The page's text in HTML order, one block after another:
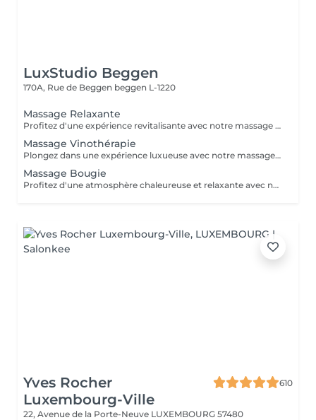
LuxStudio Beggen
170A, Rue de Beggen beggen L-1220
Massage Relaxante
Profitez d'une expérience revitalisante avec notre massage relaxant de 40, 60 ou 90 minutes. Nos esthéticiennes utiliseront des techniques douces pour soulager les tensions musculaires, procurant une sensation de tranquillité. Le temps de préparation et d'installation de la cliente est inclus dans la période choisie, garantissant que chaque minute soit consacrée à votre bien-être. Profitez de ce moment pour rajeunir corps et esprit.
Massage Vinothérapie
Plongez dans une expérience luxueuse avec notre massage Vinothérapie de 40, 60 ou 90 minutes. Nos Esthetcienne experts utiliseront des techniques spécifiques, combinant les bienfaits du raisin pour apaiser vos muscles et offrir une sensation de détente profonde. Le temps de préparation et d'installation de la cliente est inclus dans la durée sélectionnée, garantissant une expérience dédiée à votre bien-être. Laissez-vous emporter par ce moment de délice, revitalisant à la fois votre corps et votre esprit.
Massage Bougie
Profitez d'une atmosphère chaleureuse et relaxante avec notre massage aux bougies de 40, 60 ou 90 minutes. Nos esthéticiennes spécialisées intègrent des bougies parfumées pour créer une ambiance paisible tout en appliquant des techniques douces visant à soulager les tensions musculaires. Le temps de préparation et d'installation de la cliente est inclus dans la période choisie, garantissant que chaque minute soit dédiée à votre bien-être. Offrez-vous une expérience de rajeunissement du corps et de l'esprit dans ce cadre serein.
Yves Rocher
Luxembourg-Ville
610
22, Avenue de la Porte-Neuve LUXEMBOURG 57480